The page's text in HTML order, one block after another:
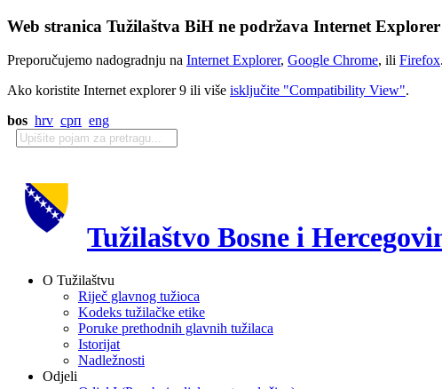
Web stranica Tužilaštva BiH ne podržava Internet
Preporučujemo nadogradnju na Internet Explorer, Google Chrome, ili Firefox.
Ako koristite Internet explorer 9 ili više isključite "Compatibility View".
bos hrv срп eng
Tužilaštvo Bosne i
O Tužilaštvu
Riječ glavnog tužioca
Kodeks tužilačke etike
Poruke prethodnih glavnih tužilaca
Istorijat
Nadležnosti
Odjeli